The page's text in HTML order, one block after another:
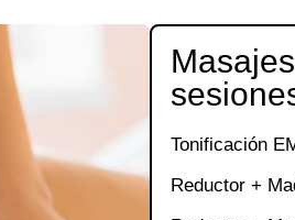
Tonificación
Reductor +